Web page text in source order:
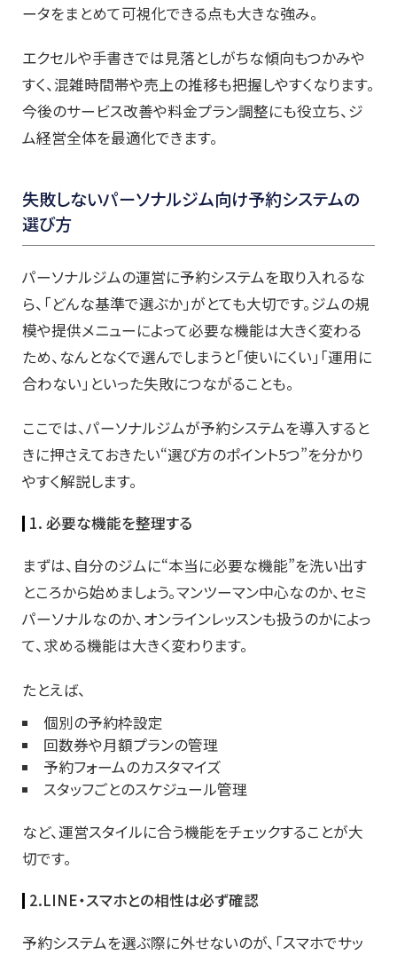
ータをまとめて可視化できる点も大きな強み。
エクセルや手書きでは見落としがちな傾向もつかみや
すく、混雑時間帯や売上の推移も把握しやすくなります。
今後のサービス改善や料金プラン調整にも役立ち、ジ
ム経営全体を最適化できます。
失敗しないパーソナルジム向け予約システムの
選び方
パーソナルジムの運営に予約システムを取り入れるな
ら、「どんな基準で選ぶか」がとても大切です。ジムの規
模や提供メニューによって必要な機能は大きく変わる
ため、なんとなくで選んでしまうと「使いにくい」「運用に
合わない」といった失敗につながることも。
ここでは、パーソナルジムが予約システムを導入すると
きに押さえておきたい“選び方のポイント5つ”を分かり
やすく解説します。
1. 必要な機能を整理する
まずは、自分のジムに“本当に必要な機能”を洗い出す
ところから始めましょう。マンツーマン中心なのか、セミ
パーソナルなのか、オンラインレッスンも扱うのかによっ
て、求める機能は大きく変わります。
たとえば、
個別の予約枠設定
回数券や月額プランの管理
予約フォームのカスタマイズ
スタッフごとのスケジュール管理
など、運営スタイルに合う機能をチェックすることが大
切です。
2.LINE・スマホとの相性は必ず確認
予約システムを選ぶ際に外せないのが、「スマホでサッ